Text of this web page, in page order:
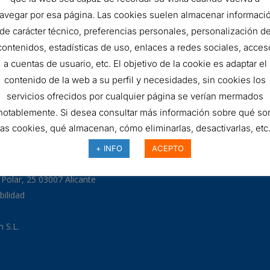
FILTRO
HIDRÁULICO
AÑADIR AL
SKU: R312G40
25 03007 Alicante
S.L.
por esa página. Las cookies suelen almacenar
carácter técnico, preferencias personales, personalización de
estadísticas de uso, enlaces a redes sociales,
a cuentas de usuario, etc. El objetivo de la cookie es adaptar el
contenido de la web a su perfil y necesidades, sin cookies los
servicios ofrecidos por cualquier página se verían mermados
Si desea consultar más información sobre qué
cookies, qué almacenan, cómo eliminarlas, desactivarlas,
+ INFO ACEPTO